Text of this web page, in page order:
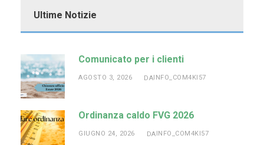
Ultime Notizie
Comunicato per i clienti
AGOSTO 3, 2026 DAINFO_COM4KI57
Ordinanza caldo FVG 2026
GIUGNO 24, 2026 DAINFO_COM4KI57